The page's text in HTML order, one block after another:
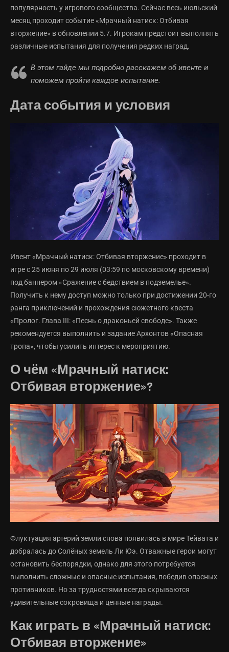
популярность у игрового сообщества. Сейчас весь июльский
месяц проходит событие «Мрачный натиск: Отбивая
вторжение» в обновлении 5.7. Игрокам предстоит выполнять
различные испытания для получения редких наград.
В этом гайде мы подробно расскажем об ивенте и
поможем пройти каждое испытание.
Дата события и условия
Ивент «Мрачный натиск: Отбивая вторжение» проходит в
игре с 25 июня по 29 июля (03:59 по московскому времени)
под баннером «Сражение с бедствием в подземелье».
Получить к нему доступ можно только при достижении 20-го
ранга приключений и прохождения сюжетного квеста
«Пролог. Глава III: «Песнь о драконьей свободе». Также
рекомендуется выполнить и задание Архонтов «Опасная
тропа», чтобы усилить интерес к мероприятию.
О чём «Мрачный натиск:
Отбивая вторжение»?
Флуктуация артерий земли снова появилась в мире Тейвата и
добралась до Солёных земель Ли Юэ. Отважные герои могут
остановить беспорядки, однако для этого потребуется
выполнить сложные и опасные испытания, победив опасных
противников. Но за трудностями всегда скрываются
удивительные сокровища и ценные награды.
Как играть в «Мрачный натиск:
Отбивая вторжение»